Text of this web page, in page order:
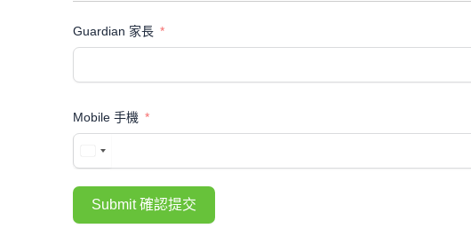
Guardian 家長
Mobile 手機
Submit 確認提交